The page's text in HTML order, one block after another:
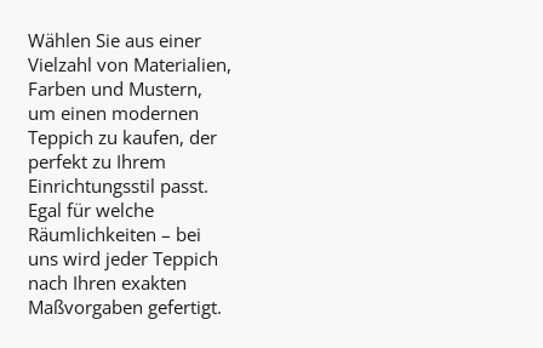
Wählen Sie aus einer
Vielzahl von Materialien,
Farben und Mustern,
um einen modernen
Teppich zu kaufen, der
perfekt zu Ihrem
Einrichtungsstil passt.
Egal für welche
Räumlichkeiten – bei
uns wird jeder Teppich
nach Ihren exakten
Maßvorgaben gefertigt.